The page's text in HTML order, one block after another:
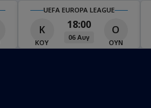
UEFA EUROPA LEAGUE
Κ
ΚΟΥ
18:00
06 Αυγ
Ο
ΟΥΝ